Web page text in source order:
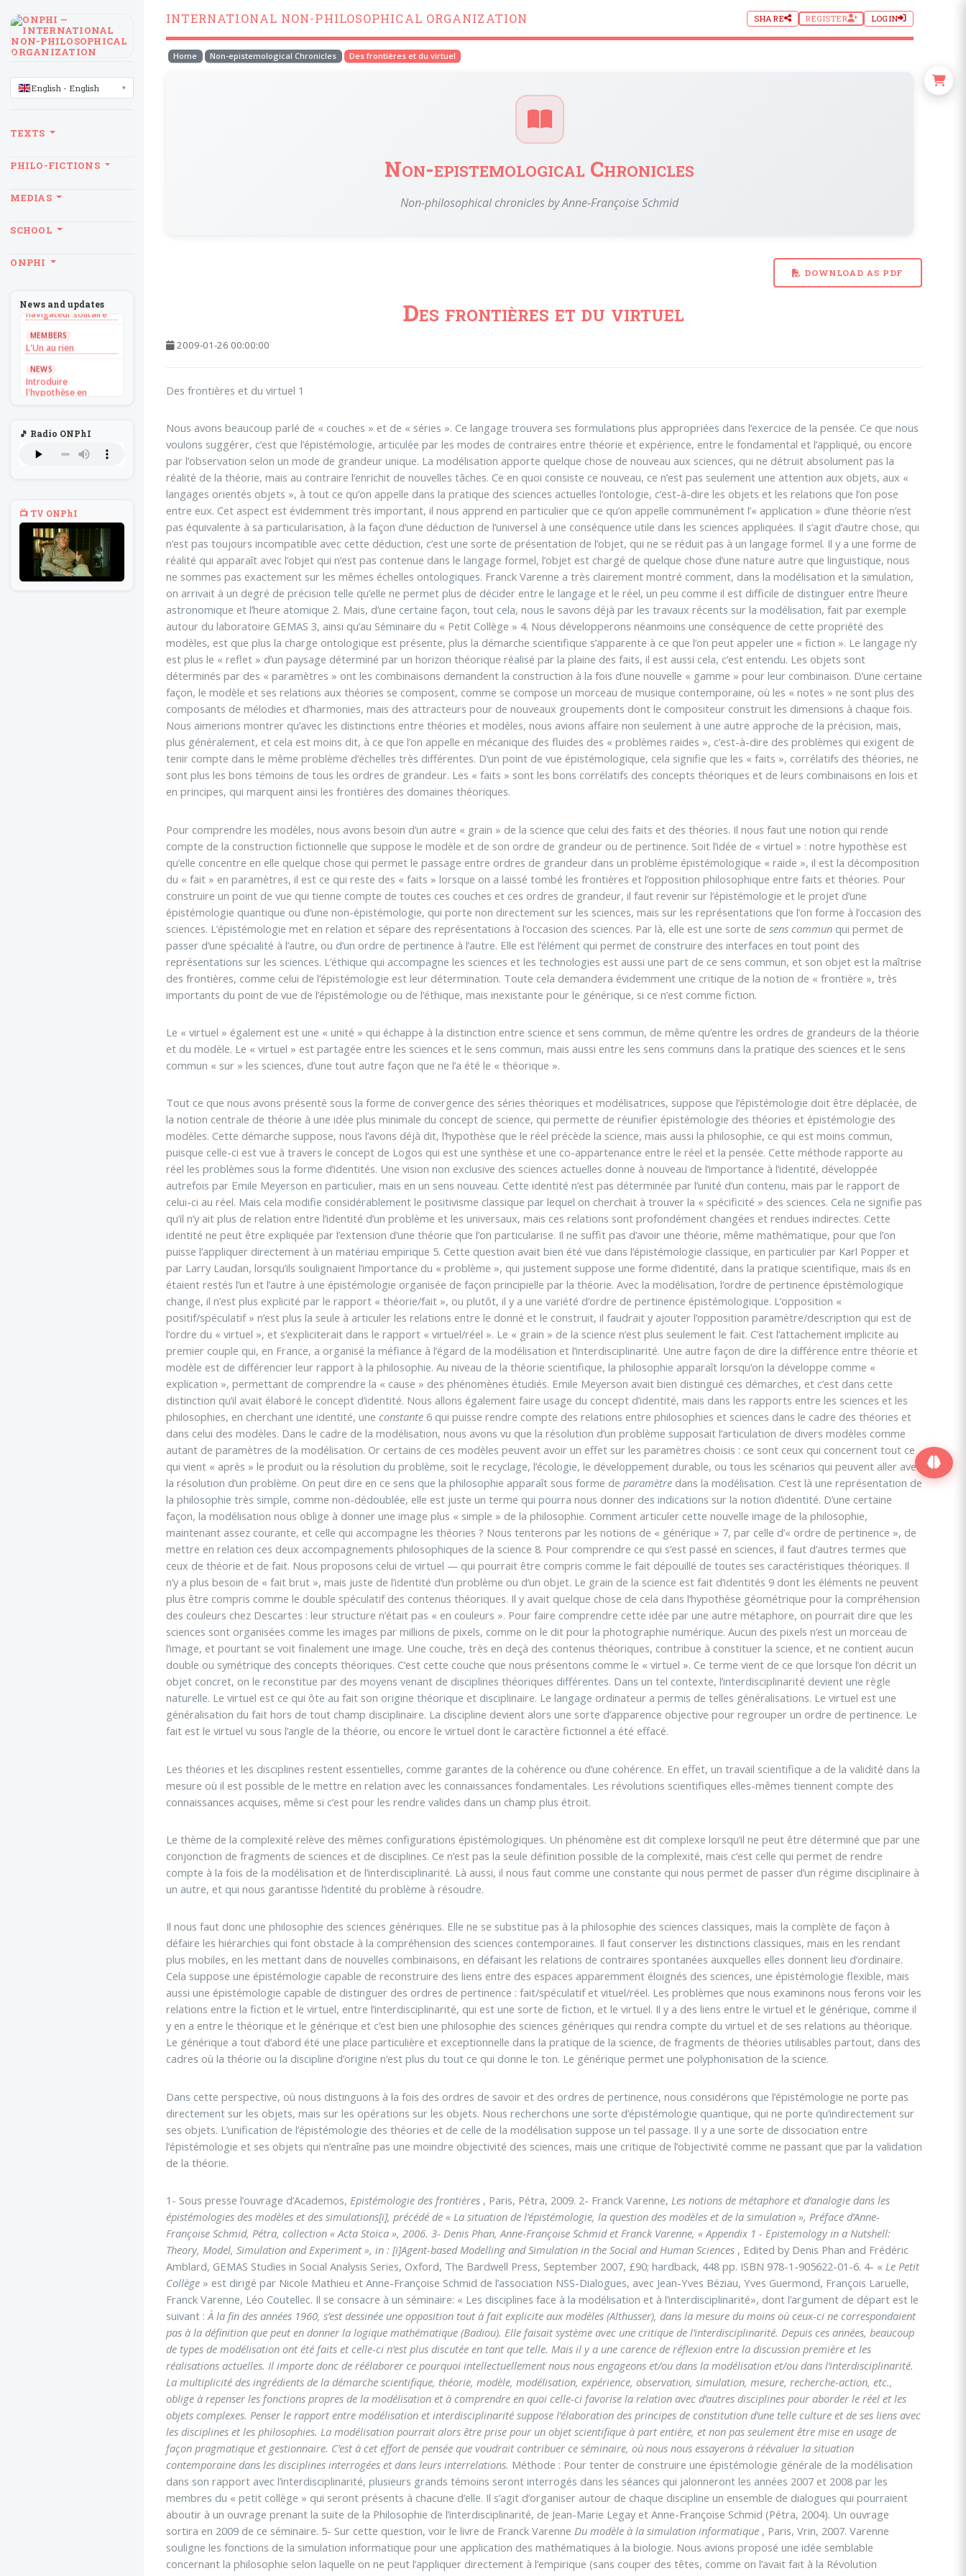
INTERNATIONAL NON-PHILOSOPHICAL ORGANIZATION SHARE REGISTER LOGIN
Home Non-epistemological Chronicles Des frontières et du virtuel
Non-epistemological Chronicles
Non-philosophical chronicles by Anne-Françoise Schmid
DOWNLOAD AS PDF
Des frontières et du virtuel
2009-01-26 00:00:00
Des frontières et du virtuel 1
Nous avons beaucoup parlé de « couches » et de « séries ». Ce langage trouvera ses formulations plus appropriées dans l’exercice de la pensée. Ce que nous
voulons suggérer, c’est que l’épistémologie, articulée par les modes de contraires entre théorie et expérience, entre le fondamental et l’appliqué, ou encore
par l’observation selon un mode de grandeur unique. La modélisation apporte quelque chose de nouveau aux sciences, qui ne détruit absolument pas la
réalité de la théorie, mais au contraire l’enrichit de nouvelles tâches. Ce en quoi consiste ce nouveau, ce n’est pas seulement une attention aux objets, aux «
langages orientés objets », à tout ce qu’on appelle dans la pratique des sciences actuelles l’ontologie, c’est-à-dire les objets et les relations que l’on pose
entre eux. Cet aspect est évidemment très important, il nous apprend en particulier que ce qu’on appelle communément l’« application » d’une théorie n’est
pas équivalente à sa particularisation, à la façon d’une déduction de l’universel à une conséquence utile dans les sciences appliquées. Il s’agit d’autre chose, qui
n’est pas toujours incompatible avec cette déduction, c’est une sorte de présentation de l’objet, qui ne se réduit pas à un langage formel. Il y a une forme de
réalité qui apparaît avec l’objet qui n’est pas contenue dans le langage formel, l’objet est chargé de quelque chose d’une nature autre que linguistique, nous
ne sommes pas exactement sur les mêmes échelles ontologiques. Franck Varenne a très clairement montré comment, dans la modélisation et la simulation,
on arrivait à un degré de précision telle qu’elle ne permet plus de décider entre le langage et le réel, un peu comme il est difficile de distinguer entre l’heure
astronomique et l’heure atomique 2. Mais, d’une certaine façon, tout cela, nous le savons déjà par les travaux récents sur la modélisation, fait par exemple
autour du laboratoire GEMAS 3, ainsi qu’au Séminaire du « Petit Collège » 4. Nous développerons néanmoins une conséquence de cette propriété des
modèles, est que plus la charge ontologique est présente, plus la démarche scientifique s’apparente à ce que l’on peut appeler une « fiction ». Le langage n’y
est plus le « reflet » d’un paysage déterminé par un horizon théorique réalisé par la plaine des faits, il est aussi cela, c’est entendu. Les objets sont
déterminés par des « paramètres » ont les combinaisons demandent la construction à la fois d’une nouvelle « gamme » pour leur combinaison. D’une certaine
façon, le modèle et ses relations aux théories se composent, comme se compose un morceau de musique contemporaine, où les « notes » ne sont plus des
composants de mélodies et d’harmonies, mais des attracteurs pour de nouveaux groupements dont le compositeur construit les dimensions à chaque fois.
Nous aimerions montrer qu’avec les distinctions entre théories et modèles, nous avions affaire non seulement à une autre approche de la précision, mais,
plus généralement, et cela est moins dit, à ce que l’on appelle en mécanique des fluides des « problèmes raides », c’est-à-dire des problèmes qui exigent de
tenir compte dans le même problème d’échelles très différentes. D’un point de vue épistémologique, cela signifie que les « faits », corrélatifs des théories, ne
sont plus les bons témoins de tous les ordres de grandeur. Les « faits » sont les bons corrélatifs des concepts théoriques et de leurs combinaisons en lois et
en principes, qui marquent ainsi les frontières des domaines théoriques.
Pour comprendre les modèles, nous avons besoin d’un autre « grain » de la science que celui des faits et des théories. Il nous faut une notion qui rende
compte de la construction fictionnelle que suppose le modèle et de son ordre de grandeur ou de pertinence. Soit l’idée de « virtuel » : notre hypothèse est
qu’elle concentre en elle quelque chose qui permet le passage entre ordres de grandeur dans un problème épistémologique « raide », il est la décomposition
du « fait » en paramètres, il est ce qui reste des « faits » lorsque on a laissé tombé les frontières et l’opposition philosophique entre faits et théories. Pour
construire un point de vue qui tienne compte de toutes ces couches et ces ordres de grandeur, il faut revenir sur l’épistémologie et le projet d’une
épistémologie quantique ou d’une non-épistémologie, qui porte non directement sur les sciences, mais sur les représentations que l’on forme à l’occasion des
sciences. L’épistémologie met en relation et sépare des représentations à l’occasion des sciences. Par là, elle est une sorte de sens communqui permet de
passer d’une spécialité à l’autre, ou d’un ordre de pertinence à l’autre. Elle est l’élément qui permet de construire des interfaces en tout point des
représentations sur les sciences. L’éthique qui accompagne les sciences et les technologies est aussi une part de ce sens commun, et son objet est la maîtrise
des frontières, comme celui de l’épistémologie est leur détermination. Toute cela demandera évidemment une critique de la notion de « frontière », très
importants du point de vue de l’épistémologie ou de l’éthique, mais inexistante pour le générique, si ce n’est comme fiction.
Le « virtuel » également est une « unité » qui échappe à la distinction entre science et sens commun, de même qu’entre les ordres de grandeurs de la théorie
et du modèle. Le « virtuel » est partagée entre les sciences et le sens commun, mais aussi entre les sens communs dans la pratique des sciences et le sens
commun « sur » les sciences, d’une tout autre façon que ne l’a été le « théorique ».
Tout ce que nous avons présenté sous la forme de convergence des séries théoriques et modélisatrices, suppose que l’épistémologie doit être déplacée, de
la notion centrale de théorie à une idée plus minimale du concept de science, qui permette de réunifier épistémologie des théories et épistémologie des
modèles. Cette démarche suppose, nous l’avons déjà dit, l’hypothèse que le réel précède la science, mais aussi la philosophie, ce qui est moins commun,
puisque celle-ci est vue à travers le concept de Logos qui est une synthèse et une co-appartenance entre le réel et la pensée. Cette méthode rapporte au
réel les problèmes sous la forme d’identités. Une vision non exclusive des sciences actuelles donne à nouveau de l’importance à l’identité, développée
autrefois par Emile Meyerson en particulier, mais en un sens nouveau. Cette identité n’est pas déterminée par l’unité d’un contenu, mais par le rapport de
celui-ci au réel. Mais cela modifie considérablement le positivisme classique par lequel on cherchait à trouver la « spécificité » des sciences. Cela ne signifie pas
qu’il n’y ait plus de relation entre l’identité d’un problème et les universaux, mais ces relations sont profondément changées et rendues indirectes. Cette
identité ne peut être expliquée par l’extension d’une théorie que l’on particularise. Il ne suffit pas d’avoir une théorie, même mathématique, pour que l’on
puisse l’appliquer directement à un matériau empirique 5. Cette question avait bien été vue dans l’épistémologie classique, en particulier par Karl Popper et
par Larry Laudan, lorsqu’ils soulignaient l’importance du « problème », qui justement suppose une forme d’identité, dans la pratique scientifique, mais ils en
étaient restés l’un et l’autre à une épistémologie organisée de façon principielle par la théorie. Avec la modélisation, l’ordre de pertinence épistémologique
change, il n’est plus explicité par le rapport « théorie/fait », ou plutôt, il y a une variété d’ordre de pertinence épistémologique. L’opposition «
positif/spéculatif » n’est plus la seule à articuler les relations entre le donné et le construit, il faudrait y ajouter l’opposition paramètre/description qui est de
l’ordre du « virtuel », et s’expliciterait dans le rapport « virtuel/réel ». Le « grain » de la science n’est plus seulement le fait. C’est l’attachement implicite au
premier couple qui, en France, a organisé la méfiance à l’égard de la modélisation et l’interdisciplinarité. Une autre façon de dire la différence entre théorie et
modèle est de différencier leur rapport à la philosophie. Au niveau de la théorie scientifique, la philosophie apparaît lorsqu’on la développe comme «
explication », permettant de comprendre la « cause » des phénomènes étudiés. Emile Meyerson avait bien distingué ces démarches, et c’est dans cette
distinction qu’il avait élaboré le concept d’identité. Nous allons également faire usage du concept d’identité, mais dans les rapports entre les sciences et les
philosophies, en cherchant une identité, une constante6 qui puisse rendre compte des relations entre philosophies et sciences dans le cadre des théories et
dans celui des modèles. Dans le cadre de la modélisation, nous avons vu que la résolution d’un problème supposait l’articulation de divers modèles comme
autant de paramètres de la modélisation. Or certains de ces modèles peuvent avoir un effet sur les paramètres choisis : ce sont ceux qui concernent tout ce
qui vient « après » le produit ou la résolution du problème, soit le recyclage, l’écologie, le développement durable, ou tous les scénarios qui peuvent aller avec
la résolution d’un problème. On peut dire en ce sens que la philosophie apparaît sous forme de paramètredans la modélisation. C’est là une représentation de
la philosophie très simple, comme non-dédoublée, elle est juste un terme qui pourra nous donner des indications sur la notion d’identité. D’une certaine
façon, la modélisation nous oblige à donner une image plus « simple » de la philosophie. Comment articuler cette nouvelle image de la philosophie,
maintenant assez courante, et celle qui accompagne les théories ? Nous tenterons par les notions de « générique » 7, par celle d’« ordre de pertinence », de
mettre en relation ces deux accompagnements philosophiques de la science 8. Pour comprendre ce qui s’est passé en sciences, il faut d’autres termes que
ceux de théorie et de fait. Nous proposons celui de virtuel — qui pourrait être compris comme le fait dépouillé de toutes ses caractéristiques théoriques. Il
n’y a plus besoin de « fait brut », mais juste de l’identité d’un problème ou d’un objet. Le grain de la science est fait d’identités 9 dont les éléments ne peuvent
plus être compris comme le double spéculatif des contenus théoriques. Il y avait quelque chose de cela dans l’hypothèse géométrique pour la compréhension
des couleurs chez Descartes : leur structure n’était pas « en couleurs ». Pour faire comprendre cette idée par une autre métaphore, on pourrait dire que les
sciences sont organisées comme les images par millions de pixels, comme on le dit pour la photographie numérique. Aucun des pixels n’est un morceau de
l’image, et pourtant se voit finalement une image. Une couche, très en deçà des contenus théoriques, contribue à constituer la science, et ne contient aucun
double ou symétrique des concepts théoriques. C’est cette couche que nous présentons comme le « virtuel ». Ce terme vient de ce que lorsque l’on décrit un
objet concret, on le reconstitue par des moyens venant de disciplines théoriques différentes. Dans un tel contexte, l’interdisciplinarité devient une règle
naturelle. Le virtuel est ce qui ôte au fait son origine théorique et disciplinaire. Le langage ordinateur a permis de telles généralisations. Le virtuel est une
généralisation du fait hors de tout champ disciplinaire. La discipline devient alors une sorte d’apparence objective pour regrouper un ordre de pertinence. Le
fait est le virtuel vu sous l’angle de la théorie, ou encore le virtuel dont le caractère fictionnel a été effacé.
Les théories et les disciplines restent essentielles, comme garantes de la cohérence ou d’une cohérence. En effet, un travail scientifique a de la validité dans la
mesure où il est possible de le mettre en relation avec les connaissances fondamentales. Les révolutions scientifiques elles-mêmes tiennent compte des
connaissances acquises, même si c’est pour les rendre valides dans un champ plus étroit.
Le thème de la complexité relève des mêmes configurations épistémologiques. Un phénomène est dit complexe lorsqu’il ne peut être déterminé que par une
conjonction de fragments de sciences et de disciplines. Ce n’est pas la seule définition possible de la complexité, mais c’est celle qui permet de rendre
compte à la fois de la modélisation et de l’interdisciplinarité. Là aussi, il nous faut comme une constante qui nous permet de passer d’un régime disciplinaire à
un autre, et qui nous garantisse l’identité du problème à résoudre.
Il nous faut donc une philosophie des sciences génériques. Elle ne se substitue pas à la philosophie des sciences classiques, mais la complète de façon à
défaire les hiérarchies qui font obstacle à la compréhension des sciences contemporaines. Il faut conserver les distinctions classiques, mais en les rendant
plus mobiles, en les mettant dans de nouvelles combinaisons, en défaisant les relations de contraires spontanées auxquelles elles donnent lieu d’ordinaire.
Cela suppose une épistémologie capable de reconstruire des liens entre des espaces apparemment éloignés des sciences, une épistémologie flexible, mais
aussi une épistémologie capable de distinguer des ordres de pertinence : fait/spéculatif et vituel/réel. Les problèmes que nous examinons nous ferons voir les
relations entre la fiction et le virtuel, entre l’interdisciplinarité, qui est une sorte de fiction, et le virtuel. Il y a des liens entre le virtuel et le générique, comme il
y en a entre le théorique et le générique et c’est bien une philosophie des sciences génériques qui rendra compte du virtuel et de ses relations au théorique.
Le générique a tout d’abord été une place particulière et exceptionnelle dans la pratique de la science, de fragments de théories utilisables partout, dans des
cadres où la théorie ou la discipline d’origine n’est plus du tout ce qui donne le ton. Le générique permet une polyphonisation de la science.
Dans cette perspective, où nous distinguons à la fois des ordres de savoir et des ordres de pertinence, nous considérons que l’épistémologie ne porte pas
directement sur les objets, mais sur les opérations sur les objets. Nous recherchons une sorte d’épistémologie quantique, qui ne porte qu’indirectement sur
ses objets. L’unification de l’épistémologie des théories et de celle de la modélisation suppose un tel passage. Il y a une sorte de dissociation entre
l’épistémologie et ses objets qui n’entraîne pas une moindre objectivité des sciences, mais une critique de l’objectivité comme ne passant que par la validation
de la théorie.
1- Sous presse l’ouvrage d’Academos, Epistémologie des frontières, Paris, Pétra, 2009. 2- Franck Varenne, Les notions de métaphore et d’analogie dans les
épistémologies des modèles et des simulations[i], précédé de « La situation de l’épistémologie, la question des modèles et de la simulation », Préface d’Anne-
Françoise Schmid, Pétra, collection « Acta Stoïca », 2006. 3- Denis Phan, Anne-Françoise Schmid et Franck Varenne, « Appendix 1 - Epistemology in a Nutshell:
Theory, Model, Simulation and Experiment », in : [i]Agent-based Modelling and Simulation in the Social and Human Sciences, Edited by Denis Phan and Frédéric
Amblard, GEMAS Studies in Social Analysis Series, Oxford, The Bardwell Press, September 2007, £90; hardback, 448 pp. ISBN 978-1-905622-01-6. 4- « Le Petit
Collège» est dirigé par Nicole Mathieu et Anne-Françoise Schmid de l’association NSS-Dialogues, avec Jean-Yves Béziau, Yves Guermond, François Laruelle,
Franck Varenne, Léo Coutellec. Il se consacre à un séminaire: « Les disciplines face à la modélisation et à l’interdisciplinarité», dont l’argument de départ est le
suivant :À la fin des années 1960, s’est dessinée une opposition tout à fait explicite aux modèles (Althusser), dans la mesure du moins où ceux-ci ne correspondaient
pas à la définition que peut en donner la logique mathématique (Badiou). Elle faisait système avec une critique de l’interdisciplinarité. Depuis ces années, beaucoup
de types de modélisation ont été faits et celle-ci n’est plus discutée en tant que telle. Mais il y a une carence de réflexion entre la discussion première et les
réalisations actuelles. Il importe donc de réélaborer ce pourquoi intellectuellement nous nous engageons et/ou dans la modélisation et/ou dans l’interdisciplinarité.
La multiplicité des ingrédients de la démarche scientifique, théorie, modèle, modélisation, expérience, observation, simulation, mesure, recherche-action, etc.,
oblige à repenser les fonctions propres de la modélisation et à comprendre en quoi celle-ci favorise la relation avec d’autres disciplines pour aborder le réel et les
objets complexes. Penser le rapport entre modélisation et interdisciplinarité suppose l’élaboration des principes de constitution d’une telle culture et de ses liens avec
les disciplines et les philosophies. La modélisation pourrait alors être prise pour un objet scientifique à part entière, et non pas seulement être mise en usage de
façon pragmatique et gestionnaire. C’est à cet effort de pensée que voudrait contribuer ce séminaire, où nous nous essayerons à réévaluer la situation
contemporaine dans les disciplines interrogées et dans leurs interrelations. Méthode : Pour tenter de construire une épistémologie générale de la modélisation
dans son rapport avec l’interdisciplinarité, plusieurs grands témoins seront interrogés dans les séances qui jalonneront les années 2007 et 2008 par les
membres du « petit collège » qui seront présents à chacune d’elle. Il s’agit d’organiser autour de chaque discipline un ensemble de dialogues qui pourraient
aboutir à un ouvrage prenant la suite de la Philosophie de l’interdisciplinarité, de Jean-Marie Legay et Anne-Françoise Schmid (Pétra, 2004). Un ouvrage
sortira en 2009 de ce séminaire. 5- Sur cette question, voir le livre de Franck Varenne Du modèle à la simulation informatique, Paris, Vrin, 2007. Varenne
souligne les fonctions de la simulation informatique pour une application des mathématiques à la biologie. Nous avions proposé une idée semblable
concernant la philosophie selon laquelle on ne peut l’appliquer directement à l’empirique (sans couper des têtes, comme on l’avait fait à la Révolution
LANGUAGE
English - English
TEXTS
PHILO-FICTIONS
MEDIAS
SCHOOL
ONPHI
News and updates
Sans recul
Théorie du
navigateur solitaire
MEMBERS
L'Un au rien
NEWS
Introduire
l'hypothèse en
philosophie
Voltaire aurait mis ça
Théorie du
navigateur solitaire
MEMBERS
L'Un au rien
NEWS
🎵 Radio ONPhI
📺 TV ONPhI